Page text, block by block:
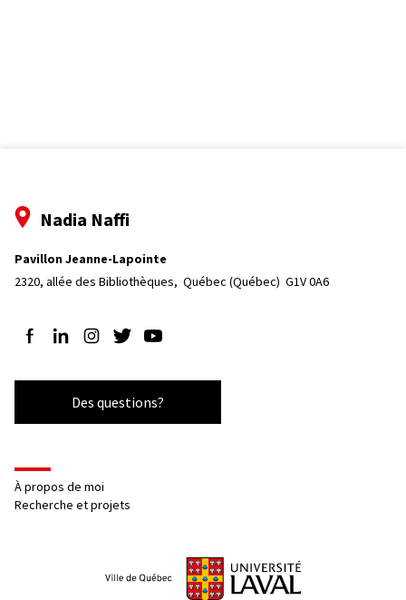
Nadia Naffi
Pavillon Jeanne-Lapointe
2320, allée des Bibliothèques, Québec (Québec)  G1V 0A6
Suivez-nous sur Facebook
Suivez-nous sur LinkedIn
Suivez-nous sur Instagram
Suivez-nous sur Twitter
Suivez-nous sur YouTube
Des questions?
À propos de moi
Recherche et projets